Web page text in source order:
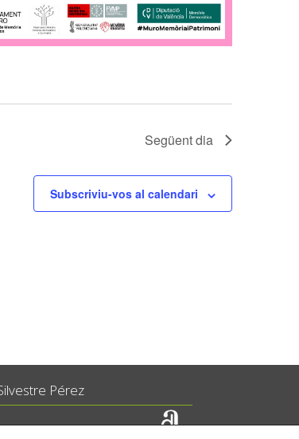
Següent dia
Subscriviu-vos al calendari
Pérez